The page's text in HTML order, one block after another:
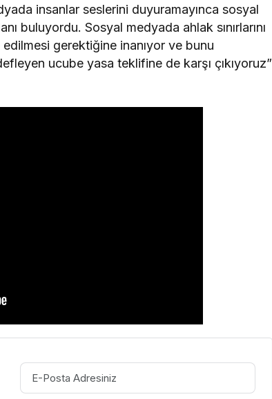
insanlar seslerini duyuramayınca sosyal
buluyordu. Sosyal medyada ahlak sınırlarını
gerektiğine inanıyor ve bunu
ucube yasa teklifine de karşı çıkıyoruz”